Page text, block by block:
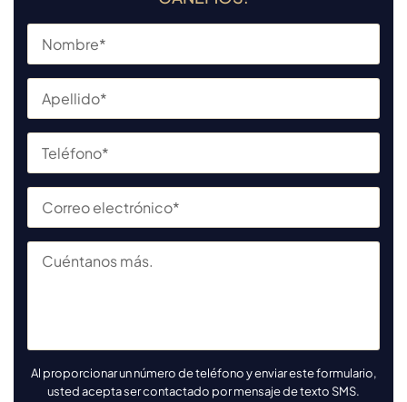
Al proporcionar un número de teléfono y enviar este formulario,
usted acepta ser contactado por mensaje de texto SMS.